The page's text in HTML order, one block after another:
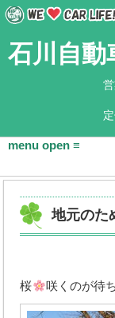
石川自動
会社概要
アクセス
地元のた
桜 咲くのが待